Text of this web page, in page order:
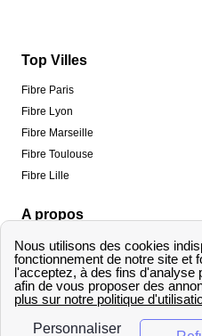
Top Villes
Fibre Paris
Fibre Lyon
Fibre Marseille
Fibre Toulouse
Fibre Lille
A propos
Qui sommes-nous ?
Informations de contact
Méthodologie de classement
Copyright © fibre-optique-